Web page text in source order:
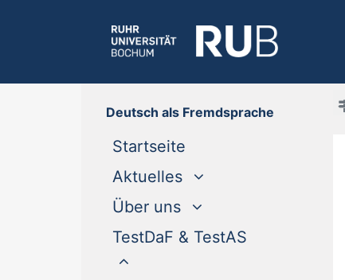
Deutsch als Fremdsprache
Startseite
Aktuelles
Über uns
TestDaF & TestAS